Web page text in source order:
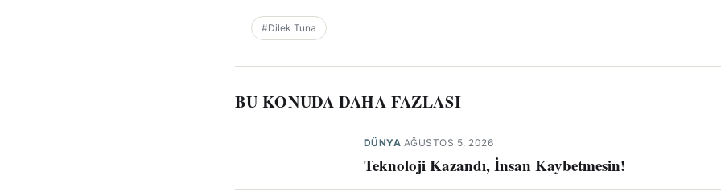
#Dilek Tuna
BU KONUDA DAHA FAZLASI
DÜNYA·AĞUSTOS 5, 2026
Teknoloji Kazandı, İnsan Kaybetmesin!